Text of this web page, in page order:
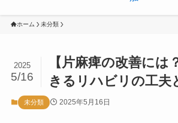
ホーム 未分類
【片麻痺の改善には
きるリハビリの工夫
2025
5/16
未分類 2025年5月16日